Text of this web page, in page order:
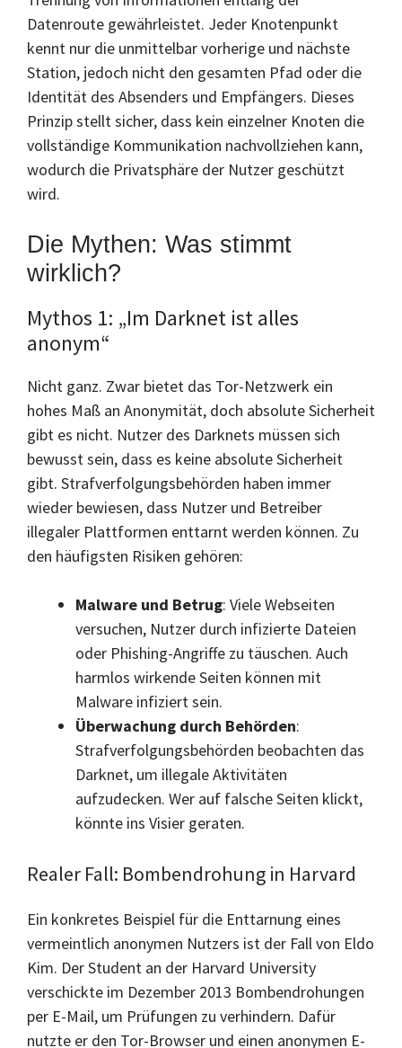
Datenroute gewährleistet. Jeder Knotenpunkt
kennt nur die unmittelbar vorherige und nächste
Station, jedoch nicht den gesamten Pfad oder die
Identität des Absenders und Empfängers. Dieses
Prinzip stellt sicher, dass kein einzelner Knoten die
vollständige Kommunikation nachvollziehen kann,
wodurch die Privatsphäre der Nutzer geschützt
wird.
Die Mythen: Was stimmt
wirklich?
Mythos 1: „Im Darknet ist alles
anonym“
Nicht ganz. Zwar bietet das Tor-Netzwerk ein
hohes Maß an Anonymität, doch absolute Sicherheit
gibt es nicht. Nutzer des Darknets müssen sich
bewusst sein, dass es keine absolute Sicherheit
gibt. Strafverfolgungsbehörden haben immer
wieder bewiesen, dass Nutzer und Betreiber
illegaler Plattformen enttarnt werden können. Zu
den häufigsten Risiken gehören:
Malware und Betrug: Viele Webseiten
versuchen, Nutzer durch infizierte Dateien
oder Phishing-Angriffe zu täuschen. Auch
harmlos wirkende Seiten können mit
Malware infiziert sein.
Überwachung durch Behörden:
Strafverfolgungsbehörden beobachten das
Darknet, um illegale Aktivitäten
aufzudecken. Wer auf falsche Seiten klickt,
könnte ins Visier geraten.
Realer Fall: Bombendrohung in Harvard
Ein konkretes Beispiel für die Enttarnung eines
vermeintlich anonymen Nutzers ist der Fall von Eldo
Kim. Der Student an der Harvard University
verschickte im Dezember 2013 Bombendrohungen
per E-Mail, um Prüfungen zu verhindern. Dafür
nutzte er den Tor-Browser und einen anonymen E-